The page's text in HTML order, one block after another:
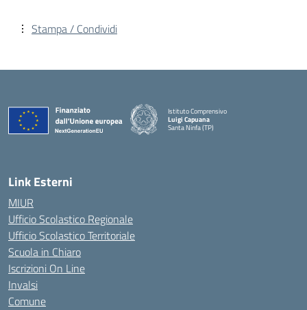
Stampa / Condividi
Istituto Comprensivo
Luigi Capuana
Santa Ninfa (TP)
Link Esterni
MIUR
Ufficio Scolastico Regionale
Ufficio Scolastico Territoriale
Scuola in Chiaro
Iscrizioni On Line
Invalsi
Comune